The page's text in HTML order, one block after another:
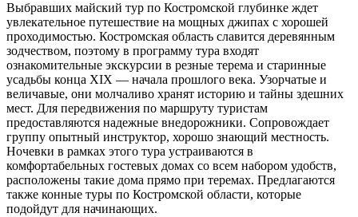
Выбравших майский тур по Костромской глубинке ждет
увлекательное путешествие на мощных джипах с хорошей
проходимостью. Костромская область славится деревянным
зодчеством, поэтому в программу тура входят
ознакомительные экскурсии в резные терема и старинные
усадьбы конца XIX — начала прошлого века. Узорчатые и
величавые, они молчаливо хранят историю и тайны здешних
мест. Для передвижения по маршруту туристам
предоставляются надежные внедорожники. Сопровождает
группу опытный инструктор, хорошо знающий местность.
Ночевки в рамках этого тура устраиваются в
комфортабельных гостевых домах со всем набором удобств,
расположены такие дома прямо при теремах. Предлагаются
также конные туры по Костромской области, которые
подойдут для начинающих.